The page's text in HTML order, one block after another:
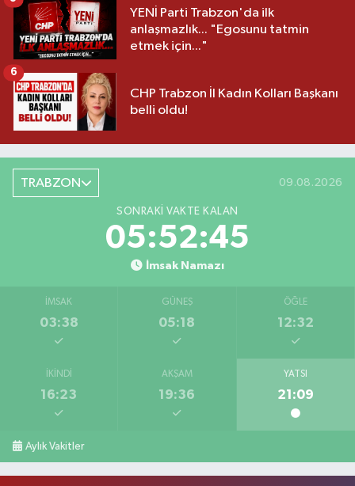
YENİ Parti Trabzon'da ilk
anlaşmazlık... "Egosunu tatmin
etmek için..."
CHP Trabzon İl Kadın Kolları Başkanı
belli oldu!
6
TRABZON 09.08.2026
SONRAKI VAKTE KALAN
05:52:44
İmsak Namazı
İMSAK
03:38
GÜNEŞ
05:18
ÖĞLE
12:32
İKINDI
16:23
AKŞAM
19:36
YATSI
21:09
Aylık Vakitler